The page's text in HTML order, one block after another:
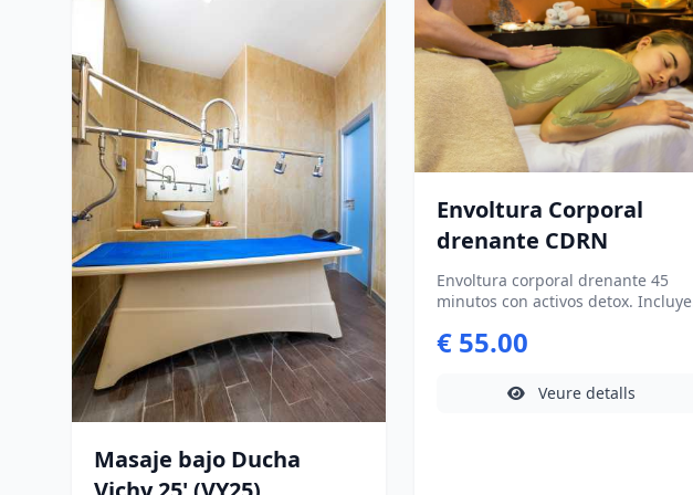
Masaje bajo Ducha
Envoltura Corporal
drenante CDRN
Envoltura corporal drenante 45
minutos con activos detox. Incluye
retirada/ducha para una sensación
€ 55.00
Veure detalls